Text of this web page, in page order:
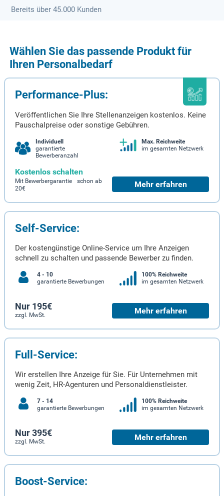
Bereits über 45.000 Kunden
Wählen Sie das passende Produkt für
Ihren Personalbedarf
Performance-Plus:
Veröffentlichen Sie Ihre Stellenanzeigen kostenlos. Keine
Pauschalpreise oder sonstige Gebühren.
Individuell
garantierte
Bewerberanzahl
Max. Reichweite
im gesamten Netzwerk
Kostenlos schalten
Mit Bewerbergarantie schon ab
20€
Mehr erfahren
Self-Service:
Der kostengünstige Online-Service um Ihre Anzeigen
schnell zu schalten und passende Bewerber zu finden.
4 - 10
garantierte Bewerbungen
100% Reichweite
im gesamten Netzwerk
Nur 195€
zzgl. MwSt. Mehr erfahren
Full-Service:
Wir erstellen Ihre Anzeige für Sie. Für Unternehmen mit
wenig Zeit, HR-Agenturen und Personaldienstleister.
7 - 14
garantierte Bewerbungen
100% Reichweite
im gesamten Netzwerk
Nur 395€
zzgl. MwSt. Mehr erfahren
Boost-Service: